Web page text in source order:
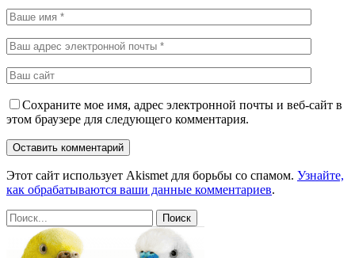
Сохраните мое имя, адрес электронной почты и веб-сайт в
этом браузере для следующего комментария.
Этот сайт использует Akismet для борьбы со спамом. Узнайте,
как обрабатываются ваши данные комментариев.